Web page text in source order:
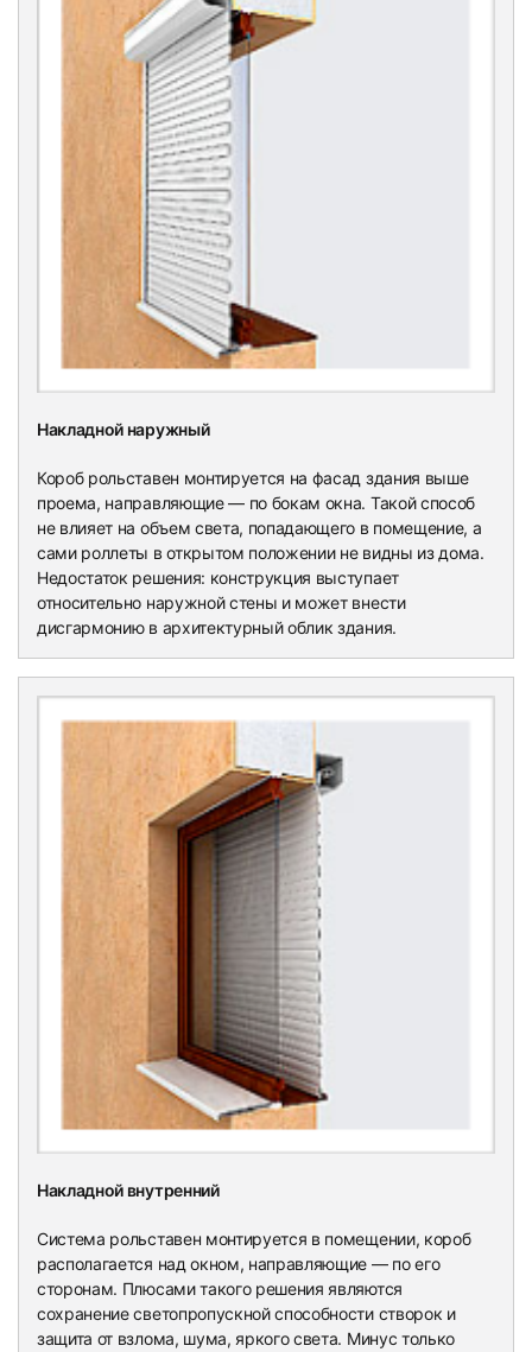
Накладной наружный
Короб рольставен монтируется на фасад здания выше
проема, направляющие — по бокам окна. Такой способ
не влияет на объем света, попадающего в помещение, а
сами роллеты в открытом положении не видны из дома.
Недостаток решения: конструкция выступает
относительно наружной стены и может внести
дисгармонию в архитектурный облик здания.
Накладной внутренний
Система рольставен монтируется в помещении, короб
располагается над окном, направляющие — по его
сторонам. Плюсами такого решения являются
сохранение светопропускной способности створок и
защита от взлома, шума, яркого света. Минус только